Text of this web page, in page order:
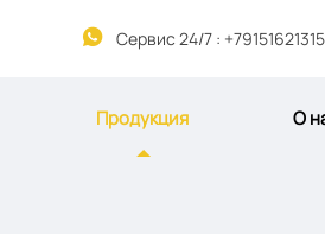
 Сервис 24/7 : +79151621315
Продукция О